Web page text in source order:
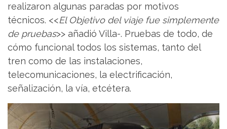
realizaron algunas paradas por motivos
técnicos. <<El Objetivo del viaje fue simplemente
de pruebas>> añadió Villa-. Pruebas de todo, de
cómo funcional todos los sistemas, tanto del
tren como de las instalaciones,
telecomunicaciones, la electrificación,
señalización, la vía, etcétera.